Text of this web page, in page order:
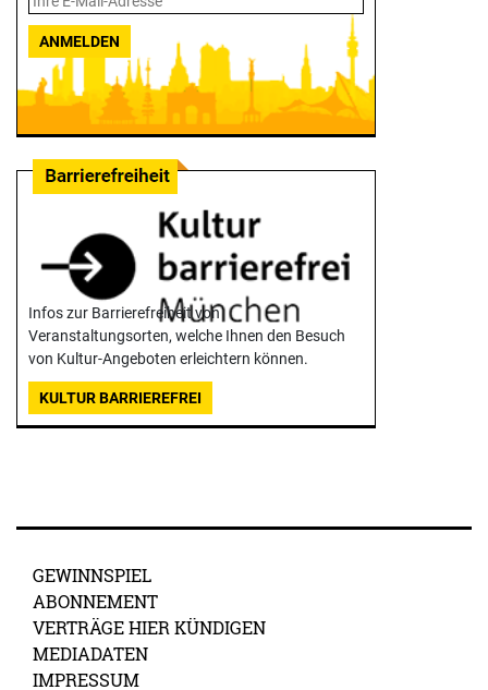
ANMELDEN
Infos zur Barrierefreiheit von
Veranstaltungsorten, welche Ihnen den Besuch
von Kultur-Angeboten erleichtern können.
KULTUR BARRIEREFREI
GEWINNSPIEL
ABONNEMENT
VERTRÄGE HIER KÜNDIGEN
MEDIADATEN
IMPRESSUM